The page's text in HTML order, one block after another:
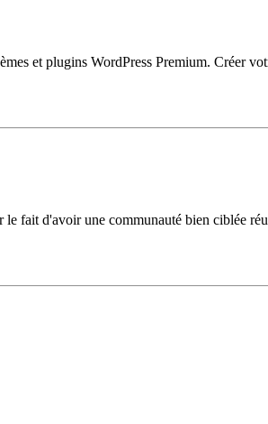
et plugins WordPress Premium. Créer
fait d'avoir une communauté bien ciblée